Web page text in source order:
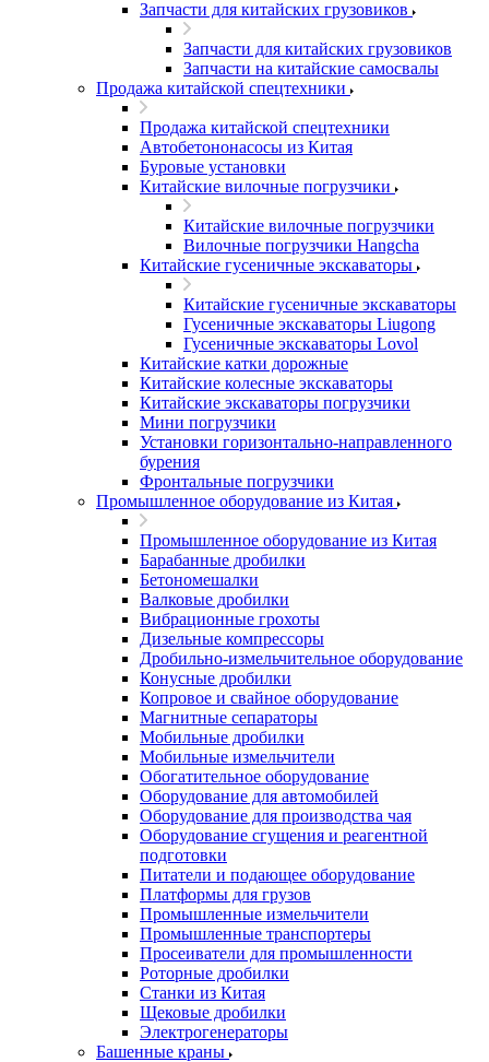
Запчасти для китайских грузовиков
Запчасти для китайских грузовиков
Запчасти на китайские самосвалы
Продажа китайской спецтехники
Продажа китайской спецтехники
Автобетононасосы из Китая
Буровые установки
Китайские вилочные погрузчики
Китайские вилочные погрузчики
Вилочные погрузчики Hangcha
Китайские гусеничные экскаваторы
Китайские гусеничные экскаваторы
Гусеничные экскаваторы Liugong
Гусеничные экскаваторы Lovol
Китайские катки дорожные
Китайские колесные экскаваторы
Китайские экскаваторы погрузчики
Мини погрузчики
Установки горизонтально-направленного
бурения
Фронтальные погрузчики
Промышленное оборудование из Китая
Промышленное оборудование из Китая
Барабанные дробилки
Бетономешалки
Валковые дробилки
Вибрационные грохоты
Дизельные компрессоры
Дробильно-измельчительное оборудование
Конусные дробилки
Копровое и свайное оборудование
Магнитные сепараторы
Мобильные дробилки
Мобильные измельчители
Обогатительное оборудование
Оборудование для автомобилей
Оборудование для производства чая
Оборудование сгущения и реагентной
подготовки
Питатели и подающее оборудование
Платформы для грузов
Промышленные измельчители
Промышленные транспортеры
Просеиватели для промышленности
Роторные дробилки
Станки из Китая
Щековые дробилки
Электрогенераторы
Башенные краны